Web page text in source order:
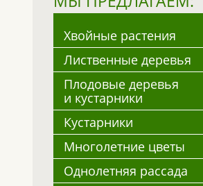
Хвойные растения
Лиственные деревья
Плодовые деревья
и кустарники
Кустарники
Многолетние цветы
Однолетняя рассада